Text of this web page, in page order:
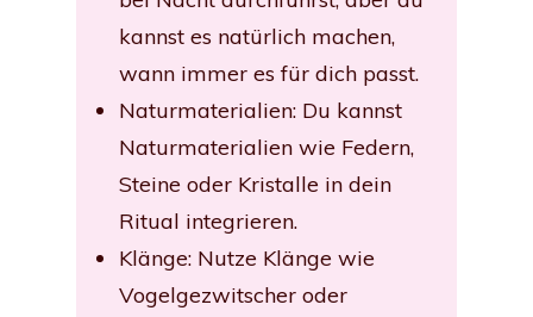
kannst es natürlich machen,
wann immer es für dich passt.
Naturmaterialien: Du kannst
Naturmaterialien wie Federn,
Steine oder Kristalle in dein
Ritual integrieren.
Klänge: Nutze Klänge wie
Vogelgezwitscher oder